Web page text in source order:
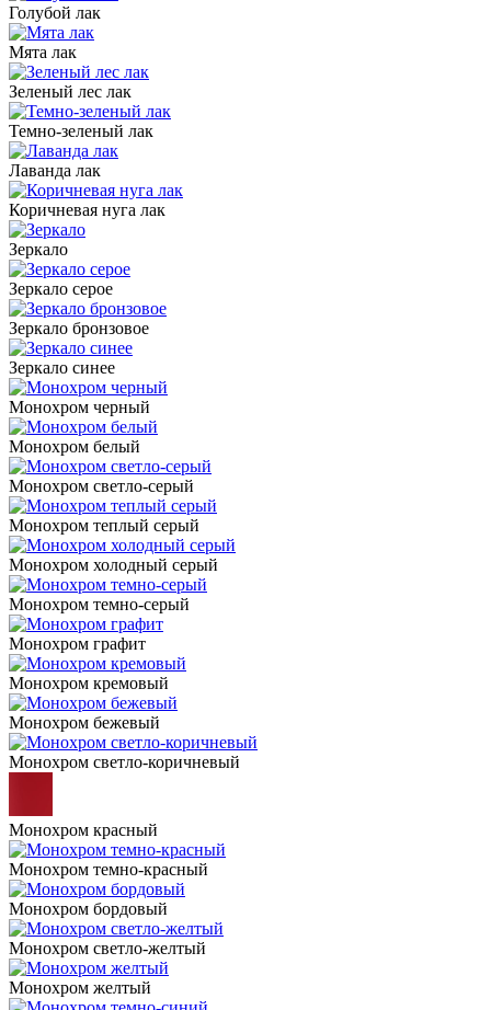
Голубой лак
Мята лак
Зеленый лес лак
Темно-зеленый лак
Лаванда лак
Коричневая нуга лак
Зеркало
Зеркало серое
Зеркало бронзовое
Зеркало синее
Монохром черный
Монохром белый
Монохром светло-серый
Монохром теплый серый
Монохром холодный серый
Монохром темно-серый
Монохром графит
Монохром кремовый
Монохром бежевый
Монохром светло-коричневый
Монохром красный
Монохром темно-красный
Монохром бордовый
Монохром светло-желтый
Монохром желтый